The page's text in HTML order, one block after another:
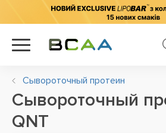
Сывороточный протеин
Сывороточный
QNT